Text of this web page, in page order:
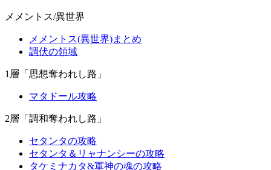
メメントス/異世界
メメントス(異世界)まとめ
調伏の領域
1層「思想奪われし路」
マタドール攻略
2層「調和奪われし路」
セタンタの攻略
セタンタ＆リャナンシーの攻略
タケミナカタ&軍神の魂の攻略